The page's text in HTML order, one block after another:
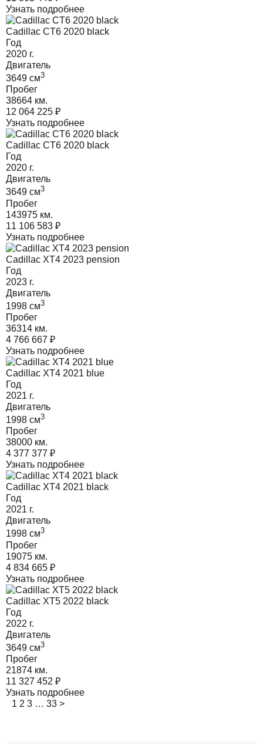
Узнать подробнее
Cadillac CT6 2020 black
Год
2020 г.
Двигатель
3649 cм3
Пробег
38664 км.
12 064 225 ₽
Узнать подробнее
Cadillac CT6 2020 black
Год
2020 г.
Двигатель
3649 cм3
Пробег
143975 км.
11 106 583 ₽
Узнать подробнее
Cadillac XT4 2023 pension
Год
2023 г.
Двигатель
1998 cм3
Пробег
36314 км.
4 766 667 ₽
Узнать подробнее
Cadillac XT4 2021 blue
Год
2021 г.
Двигатель
1998 cм3
Пробег
38000 км.
4 377 377 ₽
Узнать подробнее
Cadillac XT4 2021 black
Год
2021 г.
Двигатель
1998 cм3
Пробег
19075 км.
4 834 665 ₽
Узнать подробнее
Cadillac XT5 2022 black
Год
2022 г.
Двигатель
3649 cм3
Пробег
21874 км.
11 327 452 ₽
Узнать подробнее
1 2 3 … 33 >